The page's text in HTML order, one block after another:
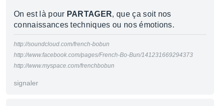
On est là pour PARTAGER, que ça soit nos
connaissances techniques ou nos émotions.
http://soundcloud.com/french-bobun
http://www.facebook.com/pages/French-Bo-Bun/141231669294373
http://www.myspace.com/frenchbobun
signaler